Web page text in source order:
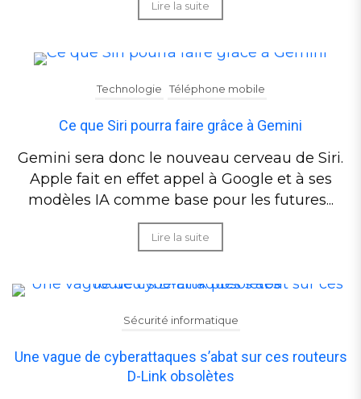
Lire la suite
Technologie Téléphone mobile
Ce que Siri pourra faire grâce à Gemini
Gemini sera donc le nouveau cerveau de Siri.
Apple fait en effet appel à Google et à ses
modèles IA comme base pour les futures...
Lire la suite
Sécurité informatique
Une vague de cyberattaques s’abat sur ces routeurs
D-Link obsolètes